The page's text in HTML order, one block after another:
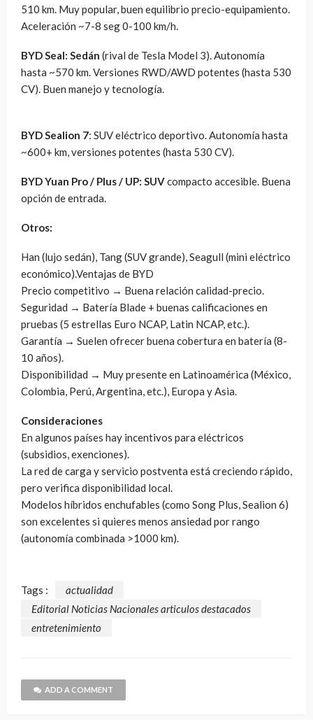
510 km. Muy popular, buen equilibrio precio-equipamiento.
Aceleración ~7-8 seg 0-100 km/h.
BYD Seal: Sedán (rival de Tesla Model 3). Autonomía
hasta ~570 km. Versiones RWD/AWD potentes (hasta 530
CV). Buen manejo y tecnología.
BYD Sealion 7: SUV eléctrico deportivo. Autonomía hasta
~600+ km, versiones potentes (hasta 530 CV).
BYD Yuan Pro / Plus / UP: SUVcompacto accesible. Buena
opción de entrada.
Otros:
Han (lujo sedán), Tang (SUV grande), Seagull (mini eléctrico
económico).Ventajas de BYD
Precio competitivo → Buena relación calidad-precio.
Seguridad → Batería Blade + buenas calificaciones en
pruebas (5 estrellas Euro NCAP, Latin NCAP, etc.).
Garantía → Suelen ofrecer buena cobertura en batería (8-
10 años).
Disponibilidad → Muy presente en Latinoamérica (México,
Colombia, Perú, Argentina, etc.), Europa y Asia.
Consideraciones
En algunos países hay incentivos para eléctricos
(subsidios, exenciones).
La red de carga y servicio postventa está creciendo rápido,
pero verifica disponibilidad local.
Modelos híbridos enchufables (como Song Plus, Sealion 6)
son excelentes si quieres menos ansiedad por rango
(autonomía combinada >1000 km).
Tags :
actualidad
Editorial Noticias Nacionales articulos destacados
entretenimiento
ADD A COMMENT